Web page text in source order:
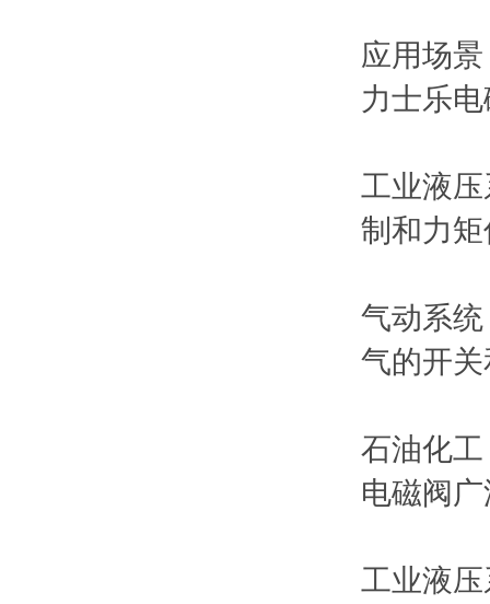
应用场景
力士乐
工业液
制和力
气动系
气的开
石油化
电磁阀
工业液